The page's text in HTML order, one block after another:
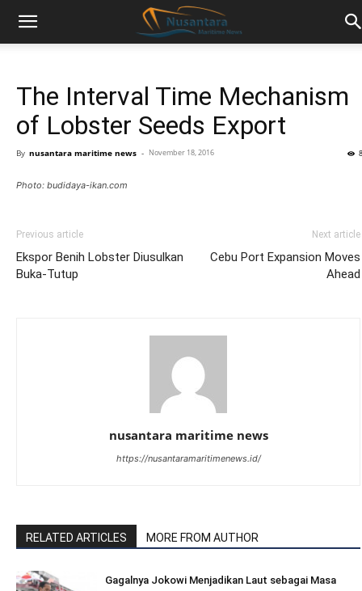
The Interval Time Mechanism
of Lobster Seeds Export
By nusantara maritime news - November 18, 2016
Photo: budidaya-ikan.com
Previous article
Ekspor Benih Lobster Diusulkan
Buka-Tutup
Next article
Cebu Port Expansion Moves
Ahead
nusantara maritime news
https://nusantaramaritimenews.id/
RELATED ARTICLES MORE FROM AUTHOR
Gagalnya Jokowi Menjadikan Laut sebagai Masa